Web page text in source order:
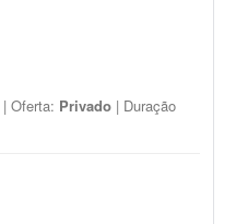
| Oferta: Privado | Duração